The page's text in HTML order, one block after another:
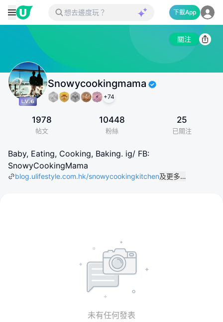
下載App
關注
Snowycookingmama
+74
1978
帖文
10448
粉絲
25
已關注
Baby, Eating, Cooking, Baking. ig/ FB:
SnowyCookingMama
blog.ulifestyle.com.hk/snowycookingkitchen及更多…
未有任何發表